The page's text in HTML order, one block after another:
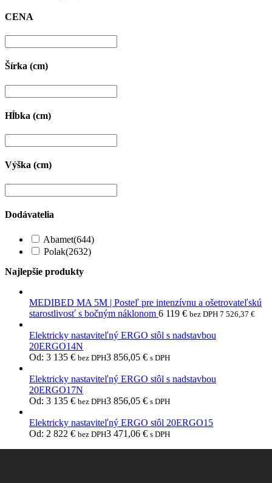
CENA
Šírka (cm)
Hĺbka (cm)
Výška (cm)
Dodávatelia
Abamet(644)
Polak(2632)
Najlepšie produkty
MEDIBED MA 5M | Posteľ pre intenzívnu a ošetrovateľskú
starostlivosť s bočným náklonom 6 119 € bez DPH 7 526,37 €
Elektricky nastaviteľný ERGO stôl s nadstavbou
20ERGO14N
Od: 3 135 € bez DPH3 856,05 € s DPH
Elektricky nastaviteľný ERGO stôl s nadstavbou
20ERGO17N
Od: 3 135 € bez DPH3 856,05 € s DPH
Elektricky nastaviteľný ERGO stôl 20ERGO15
Od: 2 822 € bez DPH3 471,06 € s DPH